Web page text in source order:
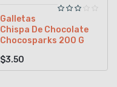
Galletas
Chispa De Chocolate
Chocosparks 200 G
$3.50